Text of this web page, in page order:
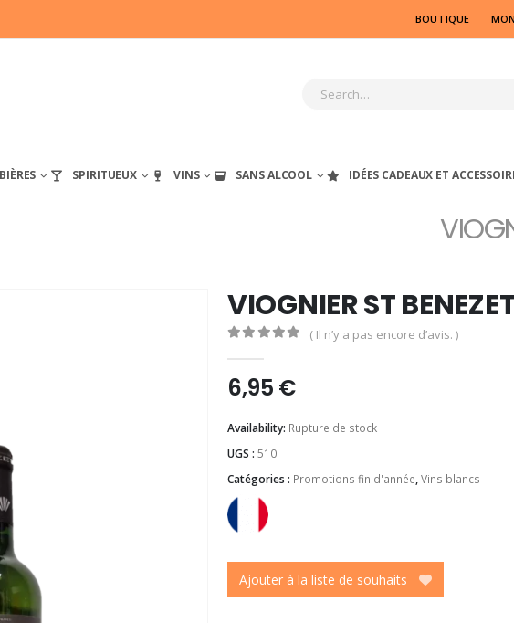
BOUTIQUE
BIÈRES SPIRITUEUX VINS SANS ALCOOL IDÉES CADEAUX ET
VIOGNIER ST
( Il n’y a pas encore d’avis. )
6,95 €
Availability: Rupture de stock
UGS : 510
Catégories : Promotions fin d'année,Vins blancs
Ajouter à la liste de souhaits